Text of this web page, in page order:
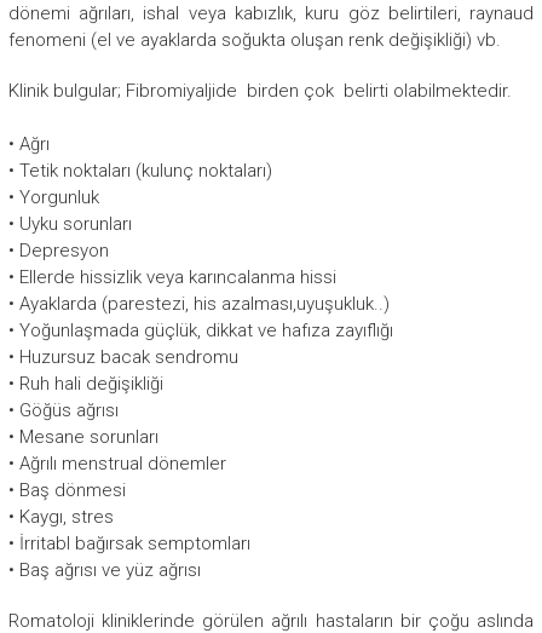
dönemi ağrıları, ishal veya kabızlık, kuru göz belirtileri, raynaud
fenomeni (el ve ayaklarda soğukta oluşan renk değişikliği) vb.
Klinik bulgular; Fibromiyaljide birden çok belirti olabilmektedir.
• Ağrı
• Tetik noktaları (kulunç noktaları)
• Yorgunluk
• Uyku sorunları
• Depresyon
• Ellerde hissizlik veya karıncalanma hissi
• Ayaklarda (parestezi, his azalması,uyuşukluk..)
• Yoğunlaşmada güçlük, dikkat ve hafıza zayıflığı
• Huzursuz bacak sendromu
• Ruh hali değişikliği
• Göğüs ağrısı
• Mesane sorunları
• Ağrılı menstrual dönemler
• Baş dönmesi
• Kaygı, stres
• İrritabl bağırsak semptomları
• Baş ağrısı ve yüz ağrısı
Romatoloji kliniklerinde görülen ağrılı hastaların bir çoğu aslında